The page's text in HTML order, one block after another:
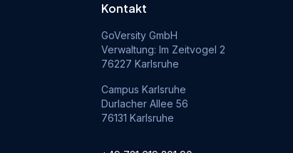
Kontakt
GoVersity GmbH
Verwaltung: Im Zeitvogel 2
76227 Karlsruhe
Campus Karlsruhe
Durlacher Allee 56
76131 Karlsruhe